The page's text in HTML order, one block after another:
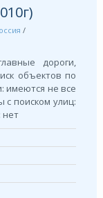
/
дороги,
объектов по
имеются не все
с поиском улиц:
нет